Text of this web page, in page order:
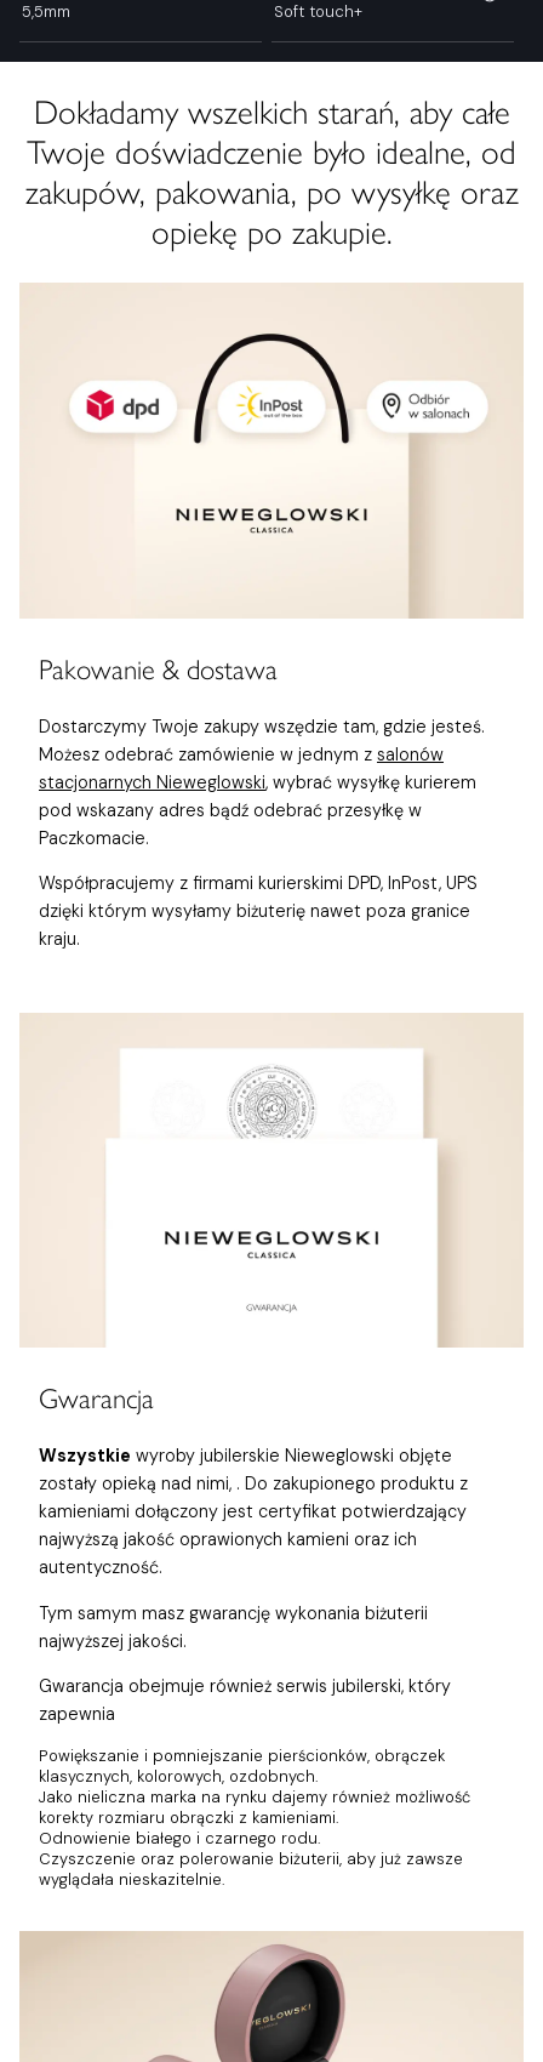
5,5mm Soft touch+
Dokładamy wszelkich starań, aby całe
Twoje doświadczenie było idealne, od
zakupów, pakowania, po wysyłkę oraz
opiekę po zakupie.
Pakowanie & dostawa
Dostarczymy Twoje zakupy wszędzie tam, gdzie jesteś.
Możesz odebrać zamówienie w jednym z salonów
stacjonarnych Nieweglowski, wybrać wysyłkę kurierem
pod wskazany adres bądź odebrać przesyłkę w
Paczkomacie.
Współpracujemy z firmami kurierskimi DPD, InPost, UPS
dzięki którym wysyłamy biżuterię nawet poza granice
kraju.
Gwarancja
Wszystkie wyroby jubilerskie Nieweglowski objęte
zostały opieką nad nimi, . Do zakupionego produktu z
kamieniami dołączony jest certyfikat potwierdzający
najwyższą jakość oprawionych kamieni oraz ich
autentyczność.
Tym samym masz gwarancję wykonania biżuterii
najwyższej jakości.
Gwarancja obejmuje również serwis jubilerski, który
zapewnia
Powiększanie i pomniejszanie pierścionków, obrączek
klasycznych, kolorowych, ozdobnych.
Jako nieliczna marka na rynku dajemy również możliwość
korekty rozmiaru obrączki z kamieniami.
Odnowienie białego i czarnego rodu.
Czyszczenie oraz polerowanie biżuterii, aby już zawsze
wyglądała nieskazitelnie.